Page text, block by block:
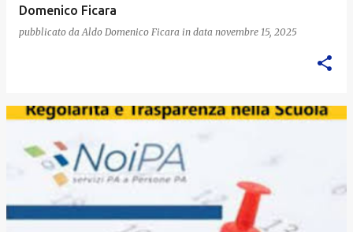
Domenico Ficara
pubblicato da Aldo Domenico Ficara in data novembre 15, 2025